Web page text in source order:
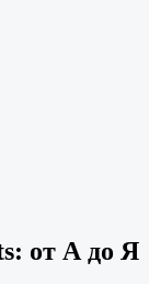
от А до Я